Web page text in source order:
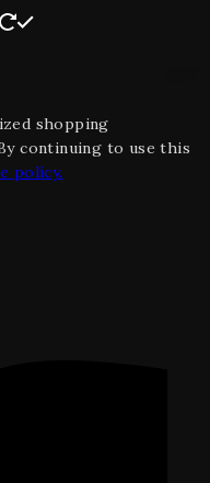
shopping
continuing to use this
policy.